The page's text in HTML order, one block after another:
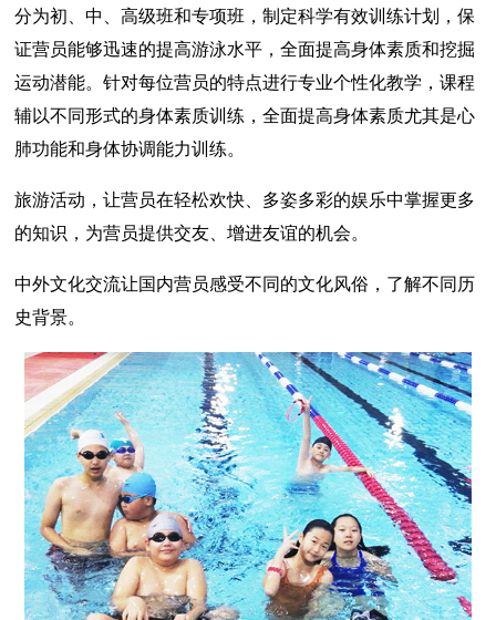
分为初、中、高级班和专项班，制定科学有效训练计划，保
证营员能够迅速的提高游泳水平，全面提高身体素质和挖掘
运动潜能。针对每位营员的特点进行专业个性化教学，课程
辅以不同形式的身体素质训练，全面提高身体素质尤其是心
肺功能和身体协调能力训练。
旅游活动，让营员在轻松欢快、多姿多彩的娱乐中掌握更多
的知识，为营员提供交友、增进友谊的机会。
中外文化交流让国内营员感受不同的文化风俗，了解不同历
史背景。